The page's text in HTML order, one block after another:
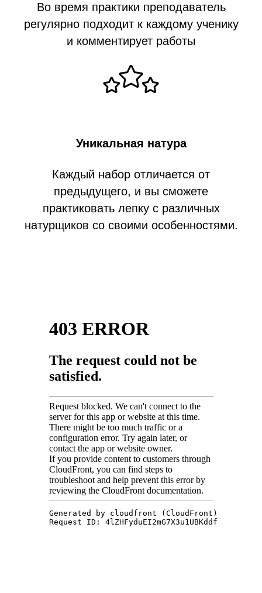
Во время практики преподаватель
регулярно подходит к каждому ученику
и комментирует работы
Уникальная натура
Каждый набор отличается от
предыдущего, и вы сможете
практиковать лепку с различных
натурщиков со своими особенностями.